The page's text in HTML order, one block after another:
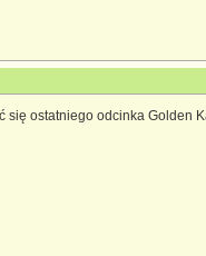
się ostatniego odcinka Golden